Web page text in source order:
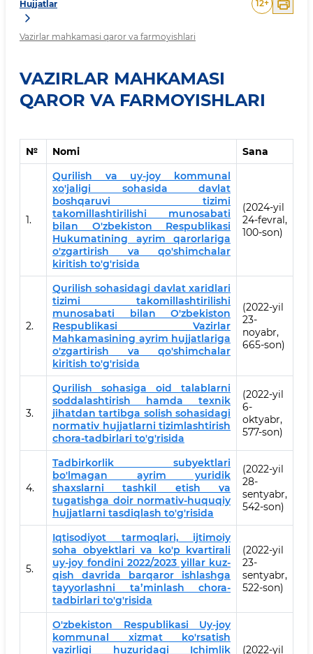
Hujjatlar
Vazirlar mahkamasi qaror va farmoyishlari
12+
VAZIRLAR MAHKAMASI
QAROR VA FARMOYISHLARI
№ Nomi Sana
1.
Qurilish va uy-joy kommunal
xo'jaligi sohasida davlat
boshqaruvi tizimi
takomillashtirilishi munosabati
bilan O'zbekiston Respublikasi
Hukumatining ayrim qarorlariga
o'zgartirish va qo'shimchalar
kiritish to'g'risida
(2024-yil
24-fevral,
100-son)
2.
Qurilish sohasidagi davlat xaridlari
tizimi takomillashtirilishi
munosabati bilan O'zbekiston
Respublikasi Vazirlar
Mahkamasining ayrim hujjatlariga
o'zgartirish va qo'shimchalar
kiritish to'g'risida
(2022-yil
23-
noyabr,
665-son)
3.
Qurilish sohasiga oid talablarni
soddalashtirish hamda texnik
jihatdan tartibga solish sohasidagi
normativ hujjatlarni tizimlashtirish
chora-tadbirlari to'g'risida
(2022-yil
6-
oktyabr,
577-son)
4.
Tadbirkorlik subyektlari
bo'lmagan ayrim yuridik
shaxslarni tashkil etish va
tugatishga doir normativ-huquqiy
hujjatlarni tasdiqlash to'g'risida
(2022-yil
28-
sentyabr,
542-son)
5.
Iqtisodiyot tarmoqlari, ijtimoiy
soha obyektlari va ko'p kvartirali
uy-joy fondini 2022/2023 yillar kuz-
qish davrida barqaror ishlashga
tayyorlashni taʼminlash chora-
tadbirlari to'g'risida
(2022-yil
23-
sentyabr,
522-son)
O'zbekiston Respublikasi Uy-joy
kommunal xizmat ko'rsatish
vazirligi huzuridagi Ichimlik
(2022-yil